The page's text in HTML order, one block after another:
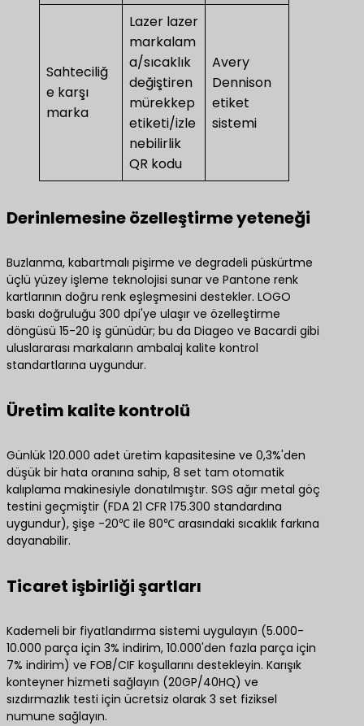
Sahteciliğ
e karşı
marka
Lazer lazer
markalam
a/sıcaklık
değiştiren
mürekkep
etiketi/izle
nebilirlik
QR kodu
Avery
Dennison
etiket
sistemi
Derinlemesine özelleştirme yeteneği
Buzlanma, kabartmalı pişirme ve degradeli püskürtme
üçlü yüzey işleme teknolojisi sunar ve Pantone renk
kartlarının doğru renk eşleşmesini destekler. LOGO
baskı doğruluğu 300 dpi'ye ulaşır ve özelleştirme
döngüsü 15-20 iş günüdür; bu da Diageo ve Bacardi gibi
uluslararası markaların ambalaj kalite kontrol
standartlarına uygundur.
Üretim kalite kontrolü
Günlük 120.000 adet üretim kapasitesine ve 0,3%'den
düşük bir hata oranına sahip, 8 set tam otomatik
kalıplama makinesiyle donatılmıştır. SGS ağır metal göç
testini geçmiştir (FDA 21 CFR 175.300 standardına
uygundur), şişe -20℃ ile 80℃ arasındaki sıcaklık farkına
dayanabilir.
Ticaret işbirliği şartları
Kademeli bir fiyatlandırma sistemi uygulayın (5.000-
10.000 parça için 3% indirim, 10.000'den fazla parça için
7% indirim) ve FOB/CIF koşullarını destekleyin. Karışık
konteyner hizmeti sağlayın (20GP/40HQ) ve
sızdırmazlık testi için ücretsiz olarak 3 set fiziksel
numune sağlayın.